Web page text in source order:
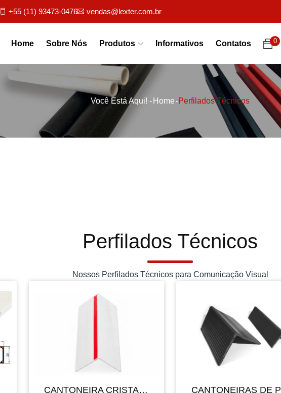
+55 (11) 93473-0476 vendas@lexter.com.br
Home Sobre Nós Produtos Informativos Contatos 0
Você Está Aqui! - Home-Perfilados Técnicos
Perfilados Técnicos
Nossos Perfilados Técnicos para Comunicação Visual
CANTONEIRA CRISTAL PARA PRECIFICAÇÃO